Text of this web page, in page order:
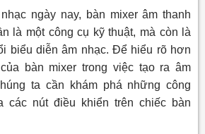
ngày nay, bàn mixer âm thanh
là một công cụ kỹ thuật, mà còn là
biểu diễn âm nhạc. Để hiểu rõ hơn
bàn mixer trong việc tạo ra âm
ta cần khám phá những công
các nút điều khiển trên chiếc bàn